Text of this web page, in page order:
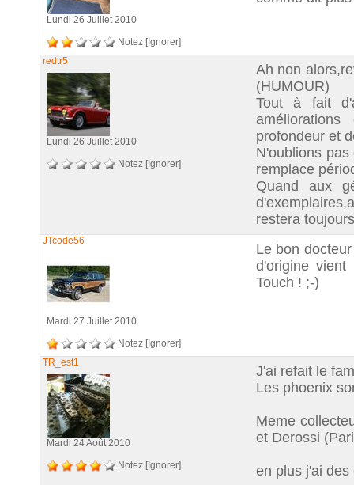
Lundi 26 Juillet 2010
Notez [Ignorer]
redtr5
Lundi 26 Juillet 2010
Notez [Ignorer]
Ah non
(HUMOUR)
Tout à fait
profondeur et
N'oublions
remplace
Quand aux
restera
JTcode56
Mardi 27 Juillet 2010
Notez [Ignorer]
Le bon
d'origine
Touch ! ;-)
TR_est1
Mardi 24 Août 2010
Notez [Ignorer]
J'ai refait le
Les phoenix
Meme
et Derossi
en plus j'ai